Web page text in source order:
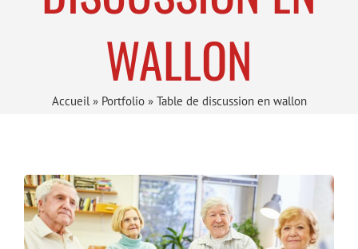
WALLON
Accueil » Portfolio» Table de discussion en wallon